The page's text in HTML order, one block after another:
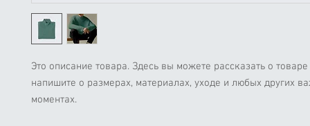
Это описание товара. Здесь вы можете рассказать о
напишите о размерах, материалах, уходе и любых других
моментах.